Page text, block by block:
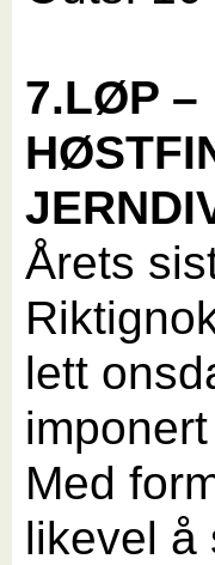
7.LØP –
Årets
lett
Med
likevel å